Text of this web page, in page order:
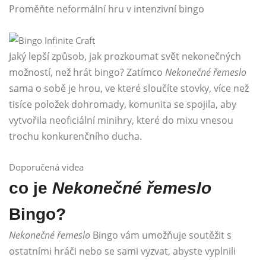
Proměňte neformální hru v intenzivní bingo
Jaký lepší způsob, jak prozkoumat svět nekonečných
možností, než hrát bingo? Zatímco Nekonečné řemeslo
sama o sobě je hrou, ve které sloučíte stovky, více než
tisíce položek dohromady, komunita se spojila, aby
vytvořila neoficiální minihry, které do mixu vnesou
trochu konkurenčního ducha.
Doporučená videa
co je Nekonečné řemeslo
Bingo?
Nekonečné řemeslo Bingo vám umožňuje soutěžit s
ostatními hráči nebo se sami vyzvat, abyste vyplnili